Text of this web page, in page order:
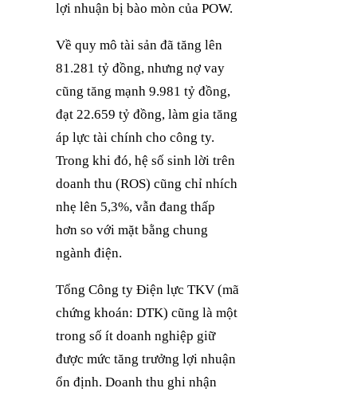
lợi nhuận bị bào mòn của POW.
Về quy mô tài sản đã tăng lên
81.281 tỷ đồng, nhưng nợ vay
cũng tăng mạnh 9.981 tỷ đồng,
đạt 22.659 tỷ đồng, làm gia tăng
áp lực tài chính cho công ty.
Trong khi đó, hệ số sinh lời trên
doanh thu (ROS) cũng chỉ nhích
nhẹ lên 5,3%, vẫn đang thấp
hơn so với mặt bằng chung
ngành điện.
Tổng Công ty Điện lực TKV (mã
chứng khoán: DTK) cũng là một
trong số ít doanh nghiệp giữ
được mức tăng trưởng lợi nhuận
ổn định. Doanh thu ghi nhận